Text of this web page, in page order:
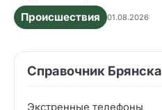
Происшествия
01.08.2026
Справочник Брянска
Экстренные телефоны